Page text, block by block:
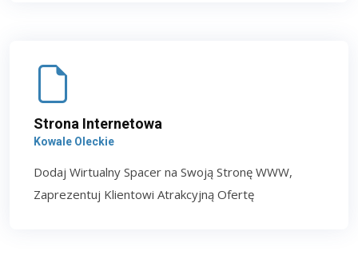
Strona Internetowa
Kowale Oleckie
Dodaj Wirtualny Spacer na Swoją Stronę WWW,
Zaprezentuj Klientowi Atrakcyjną Ofertę